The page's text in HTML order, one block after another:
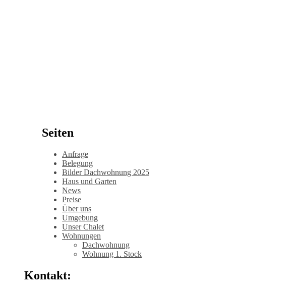
Seiten
Anfrage
Belegung
Bilder Dachwohnung 2025
Haus und Garten
News
Preise
Über uns
Umgebung
Unser Chalet
Wohnungen
Dachwohnung
Wohnung 1. Stock
Kontakt: